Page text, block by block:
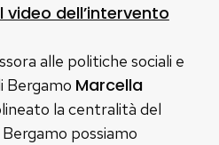
video dell’intervento
alle politiche sociali e
Bergamo Marcella
la centralità del
possiamo